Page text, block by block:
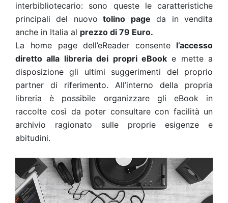
interbibliotecario: sono queste le caratteristiche
principali del nuovo tolino page da in vendita
anche in Italia al prezzo di 79 Euro.
La home page dell’eReader consente l’accesso
diretto alla libreria dei propri eBooke mette a
disposizione gli ultimi suggerimenti del proprio
partner di riferimento. All’interno della propria
libreria è possibile organizzare gli eBook in
raccolte così da poter consultare con facilità un
archivio ragionato sulle proprie esigenze e
abitudini.